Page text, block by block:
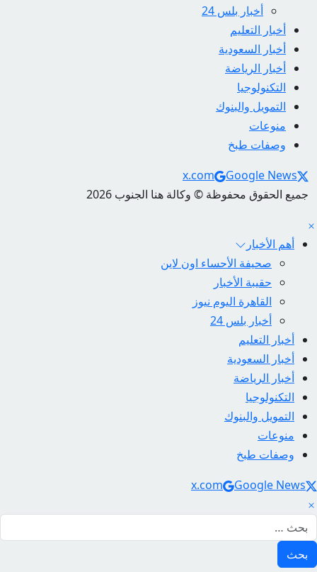
أخبار بلس 24
أخبار التعليم
أخبار السعودية
أخبار الرياضة
التكنولوجيا
التمويل والبنوك
منوعات
وصفات طبخ
Social Links
x.com
Google News
جميع الحقوق محفوظة © وكالة هنا الجنوب 2026
أهم الأخبار
صحيفة الأحساء اون لاين
حقيبة الأخبار
القاهرة اليوم نيوز
أخبار بلس 24
أخبار التعليم
أخبار السعودية
أخبار الرياضة
التكنولوجيا
التمويل والبنوك
منوعات
وصفات طبخ
Social Links
x.com Google News
البحث عن: